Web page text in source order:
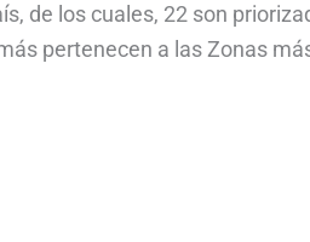
de los cuales, 22 son
pertenecen a las Zonas